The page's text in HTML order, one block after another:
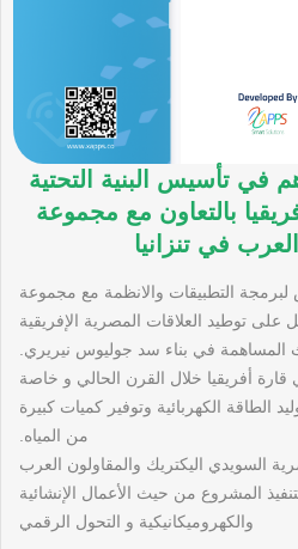
تأسيس البنية التحتية
بالتعاون مع مجموعة
في تنزانيا
التطبيقات والانظمة مع مجموعة
على توطيد العلاقات المصرية الإفريقية
المساهمة في بناء سد جوليوس نيريري.
أفريقيا خلال القرن الحالي و خاصة
الطاقة الكهربائية وتوفير كميات كبيرة
من المياه.
السويدي اليكتريك والمقاولون العرب
المشروع من حيث الأعمال الإنشائية
والكهروميكانيكية و التحول الرقمي